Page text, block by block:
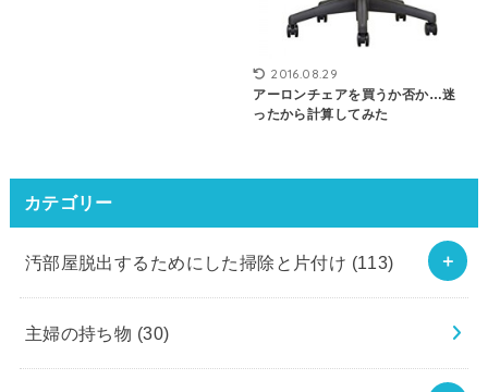
2016.08.29
アーロンチェアを買うか否か…迷
ったから計算してみた
カテゴリー
汚部屋脱出するためにした掃除と片付け (113)
主婦の持ち物 (30)